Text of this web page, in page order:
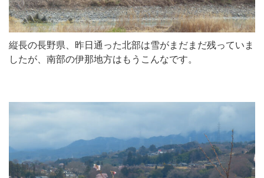
縦長の長野県、昨日通った北部は雪がまだまだ残っていま
したが、南部の伊那地方はもうこんなです。